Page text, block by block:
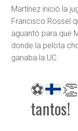
Martínez inició la
Francisco Rossel
aguantó para que
donde la pelota
ganaba la UC.
⚽ 👏
tantos!